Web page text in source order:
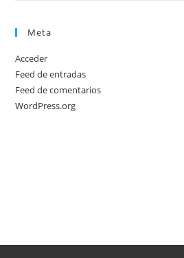
Meta
Acceder
Feed de entradas
Feed de comentarios
WordPress.org